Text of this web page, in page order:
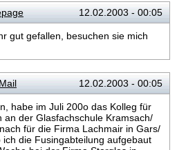
12.02.2003 - 00:05
gut gefallen, besuchen sie mich
12.02.2003 - 00:05
habe im Juli 200o das Kolleg für
an der Glasfachschule Kramsach/
für die Firma Lachmair in Gars/
die Fusingabteilung aufgebaut